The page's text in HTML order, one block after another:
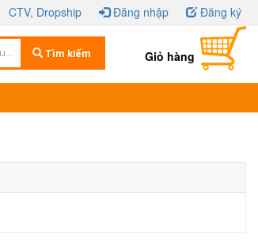
CTV, Dropship Đăng nhập Đăng ký
Giỏ hàng
Tìm kiếm